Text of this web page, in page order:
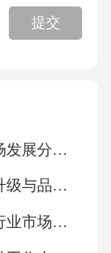
提交
2026全球与中国外卖行业市场发展分析及发展前景预测研究报告
2026中国休闲食品行业消费升级与品牌竞争策略分析报告
2026欧洲交响乐团演出运营行业市场现状供需分析及投资评估规划分析研究报告